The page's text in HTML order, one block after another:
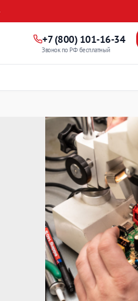
+7 (800) 101-16-34
Звонок по РФ бесплатный